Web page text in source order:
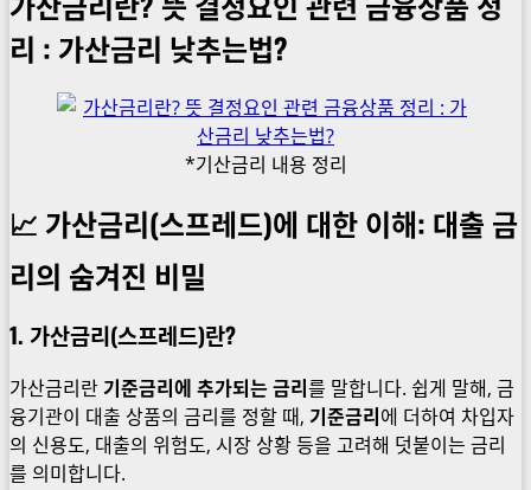
리 : 가산금리 낮추는법?
*기산금리 내용 정리
📈 가산금리(스프레드)에 대한 이해: 대출 금
리의 숨겨진 비밀
1. 가산금리(스프레드)란?
가산금리란기준금리에 추가되는 금리를 말합니다. 쉽게 말해, 금
융기관이 대출 상품의 금리를 정할 때, 기준금리에 더하여 차입자
의 신용도, 대출의 위험도, 시장 상황 등을 고려해 덧붙이는 금리
를 의미합니다.